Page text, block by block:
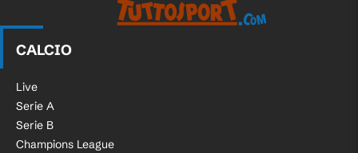
CALCIO
Live
Serie A
Serie B
Champions League